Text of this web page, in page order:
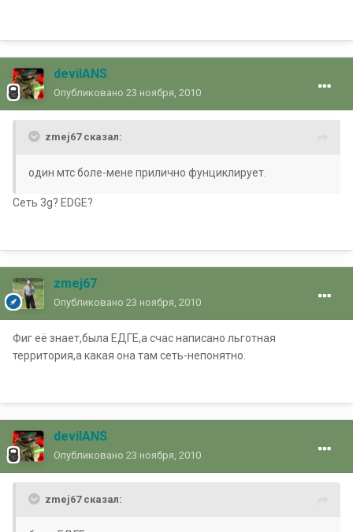
devilANS
Опубликовано 23 ноября, 2010
zmej67 сказал:
один мтс боле-мене прилично фунциклирует.
Сеть 3g? EDGE?
zmej67
Опубликовано 23 ноября, 2010
Фиг её знает,была ЕДГЕ,а счас написано льготная
территория,а какая она там сеть-непонятно.
devilANS
Опубликовано 23 ноября, 2010
zmej67 сказал: